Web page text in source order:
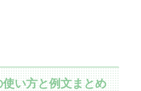
い方と例文まとめ